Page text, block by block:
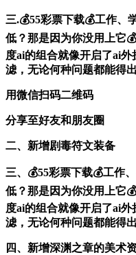
三.💰55彩票下载💰工作、
低？那是因为你没用上它
度ai的组合就像开启了ai
滤，无论何种问题都能得
用微信扫码二维码
分享至好友和朋友圈
二、新增剧毒符文装备
三、💰55彩票下载💰工作
低？那是因为你没用上它
度ai的组合就像开启了ai
滤，无论何种问题都能得
四、新增深渊之章的美术资